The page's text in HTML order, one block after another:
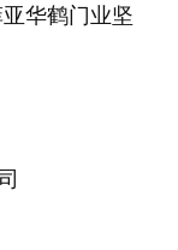
华鹤门业坚
风尚。公司
两大品牌。顺
木门的需
美丽的鹤城